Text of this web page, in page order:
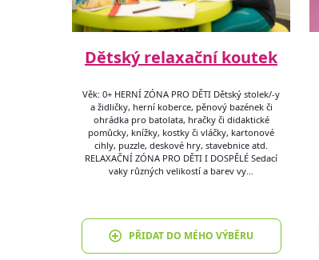
Dětský relaxační koutek
Věk: 0+ HERNÍ ZÓNA PRO DĚTI Dětský stolek/-y
a židličky, herní koberce, pěnový bazének či
ohrádka pro batolata, hračky či didaktické
pomůcky, knížky, kostky či vláčky, kartonové
cihly, puzzle, deskové hry, stavebnice atd.
RELAXAČNÍ ZÓNA PRO DĚTI I DOSPĚLÉ Sedací
vaky různých velikostí a barev vy…
PŘIDAT DO MÉHO VÝBĚRU